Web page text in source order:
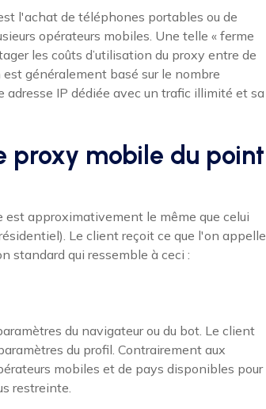
l'achat de téléphones portables ou de
opérateurs mobiles. Une telle « ferme
les coûts d’utilisation du proxy entre de
généralement basé sur le nombre
IP dédiée avec un trafic illimité et sa
proxy mobile du point
approximativement le même que celui
Le client reçoit ce que l'on appelle
standard qui ressemble à ceci :
du navigateur ou du bot. Le client
du profil. Contrairement aux
mobiles et de pays disponibles pour
restreinte.